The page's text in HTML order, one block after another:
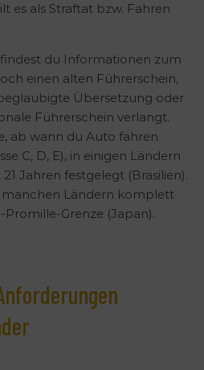
es als Straftat bzw. Fahren
findest du Informationen zum
einen alten Führerschein,
Übersetzung oder
Führerschein verlangt.
ab wann du Auto fahren
C, D, E), in einigen Ländern
Jahren festgelegt (Brasilien).
Ländern komplett
Grenze (Japan).